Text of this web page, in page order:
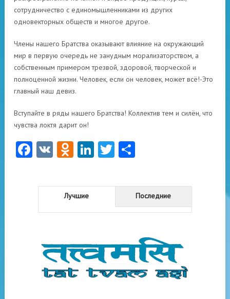
сотрудничество с единомышленниками из других
одновекторных обществ и многое другое.
Члены нашего Братства оказывают влияние на окружающий
мир в первую очередь не занудным морализаторством, а
собственным примером трезвой, здоровой, творческой и
полноценной жизни. Человек, если он человек, может всё!-Это
главный наш девиз.
Вступайте в ряды нашего Братства! Коллектив тем и силён, что
чувства локтя дарит он!
Facebook
VK Odnoklassniki
LinkedIn
Twitter
Лучшие Последние